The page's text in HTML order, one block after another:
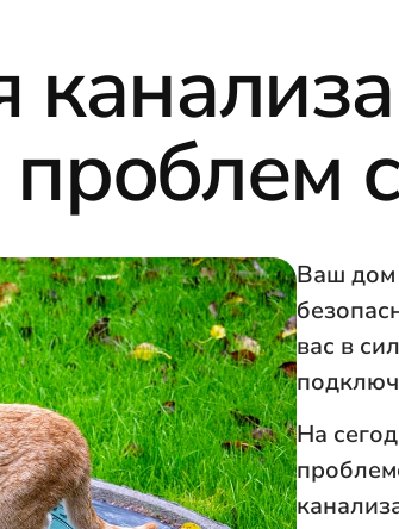
Ваш дом
вас в
На